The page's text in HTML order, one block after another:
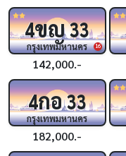
16
4ขญ33
กรุงเทพมหานคร
142,000.-
4กอ33
กรุงเทพมหานคร
182,000.-